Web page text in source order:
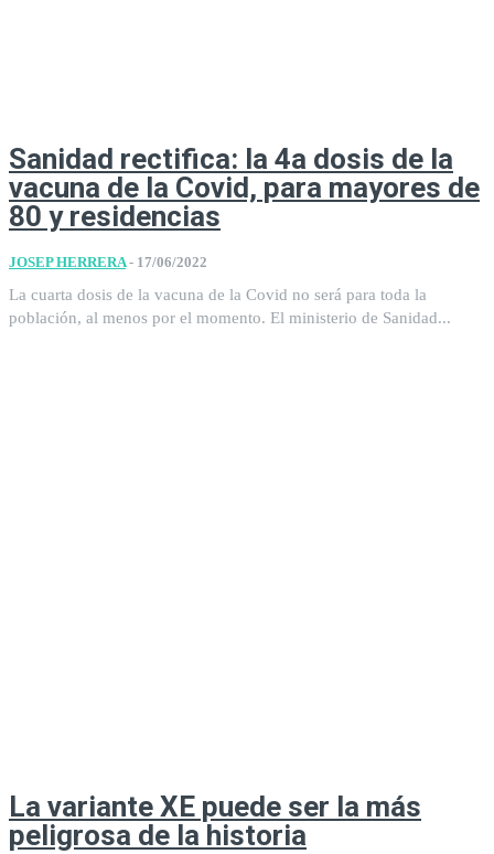
Sanidad rectifica: la 4a dosis de la
vacuna de la Covid, para mayores de
80 y residencias
JOSEP HERRERA - 17/06/2022
La cuarta dosis de la vacuna de la Covid no será para toda la
población, al menos por el momento. El ministerio de Sanidad...
La variante XE puede ser la más
peligrosa de la historia